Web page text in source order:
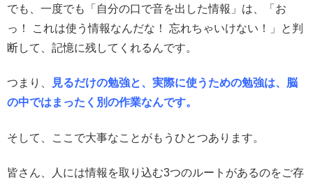
でも、一度でも「自分の口で音を出した情報」は、「お
っ！ これは使う情報なんだな！ 忘れちゃいけない！」と判
断して、記憶に残してくれるんです。
つまり、
見るだけの勉強と、実際に使うための勉強は、脳
の中ではまったく別の作業なんです。
そして、ここで大事なことがもうひとつあります。
皆さん、人には情報を取り込む3つのルートがあるのをご存